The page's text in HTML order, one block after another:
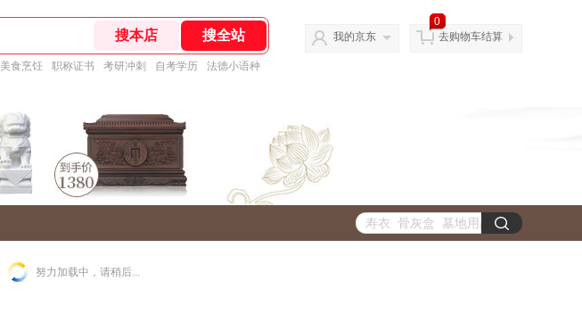
美食烹饪 职称证书 考研冲刺 自考学历 法德小语种
我的京东
0
去购物车结算
努力加载中，请稍后...